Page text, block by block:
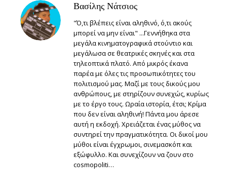
Βασίλης Νάτσιος
"Ό,τι βλέπεις είναι αληθινό, ό,τι ακούς
μπορεί να μην είναι" ...Γεννήθηκα στα
μεγάλα κινηματογραφικά στούντιο και
μεγάλωσα σε θεατρικές σκηνές και στα
τηλεοπτικά πλατό. Από μικρός έκανα
παρέα με όλες τις προσωπικότητες του
πολιτισμού μας. Μαζί με τους δικούς μου
ανθρώπους, με στηρίζουν συνεχώς, κυρίως
με το έργο τους. Ωραία ιστορία, έτσι; Κρίμα
που δεν είναι αληθινή! Πάντα μου άρεσε
αυτή η εκδοχή. Χρειάζεται ένας μύθος να
συντηρεί την πραγματικότητα. Οι δικοί μου
μύθοι είναι έγχρωμοι, σινεμασκόπ και
εξώφυλλο. Και συνεχίζουν να ζουν στο
cosmopoliti…